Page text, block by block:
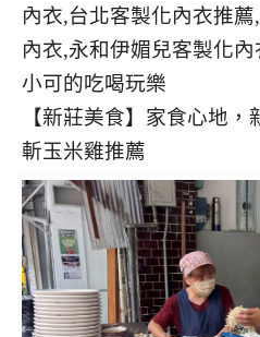
【新莊美食】家食心地
斬玉米雞推薦